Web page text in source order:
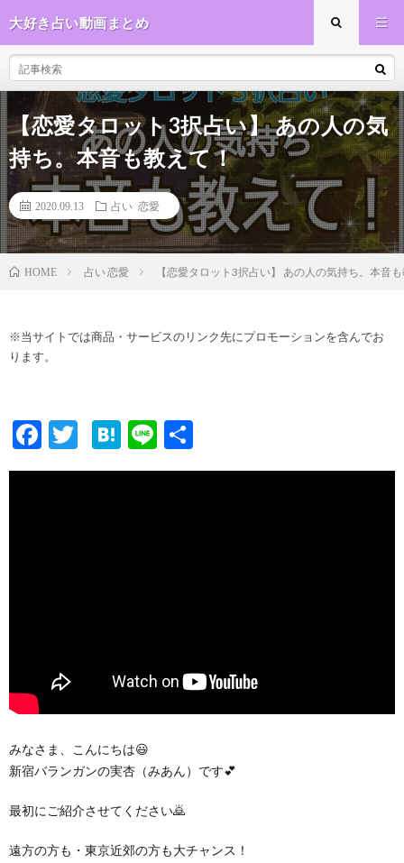
大好き占い動画まとめ
【恋愛タロット3択占い】 あの人の気
持ち。本音も教えて！
2020.09.13 占い 恋愛
HOME 占い 恋愛 【恋愛タロット3択占い】 あの人の気持ち。本音
※当サイトでは商品・サービスのリンク先にプロモーションを含んでお
ります。
F
ac
T
w
H
at
Li
n 有
みなさま、こんにちは😃
新宿バランガンの実杏（みあん）です💕
最初にご紹介させてください🙇
遠方の方も・東京近郊の方も大チャンス！